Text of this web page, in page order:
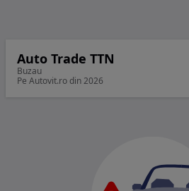
Auto Trade TTN
Buzau
Pe Autovit.ro din 2026